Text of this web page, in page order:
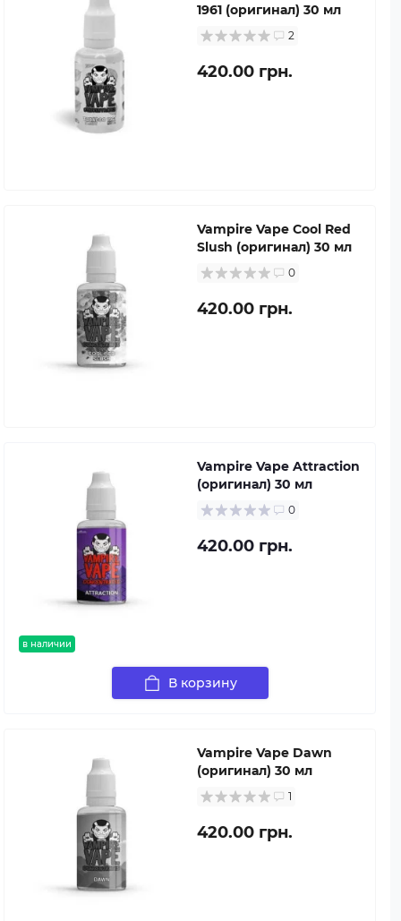
1961 (оригинал) 30 мл
2
420.00 грн.
Vampire Vape Cool Red
Slush (оригинал) 30 мл
0
420.00 грн.
в наличии
Vampire Vape Attraction
(оригинал) 30 мл
0
420.00 грн.
В корзину
Vampire Vape Dawn
(оригинал) 30 мл
1
420.00 грн.